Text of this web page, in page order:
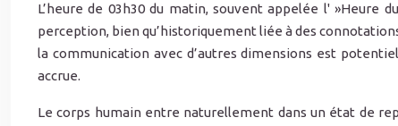
L’heure de 03h30 du matin, souvent appelée l'
perception, bien qu’historiquement liée à des
la communication avec d’autres dimensions est
accrue.
Le corps humain entre naturellement dans un état de